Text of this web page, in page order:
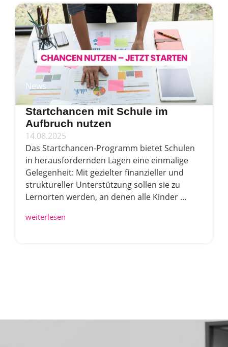
News
Startchancen mit Schule im
Aufbruch nutzen
14.08.2025
Das Startchancen-Programm bietet Schulen
in herausfordernden Lagen eine einmalige
Gelegenheit: Mit gezielter finanzieller und
struktureller Unterstützung sollen sie zu
Lernorten werden, an denen alle Kinder ...
weiterlesen